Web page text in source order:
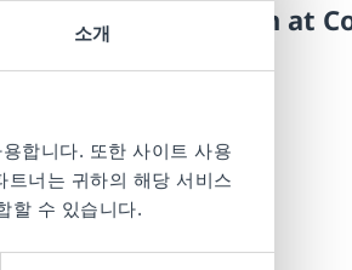
소개
합니다. 또한 사이트 사용
너는 귀하의 해당 서비스
할 수 있습니다.
Innovation at
NEO